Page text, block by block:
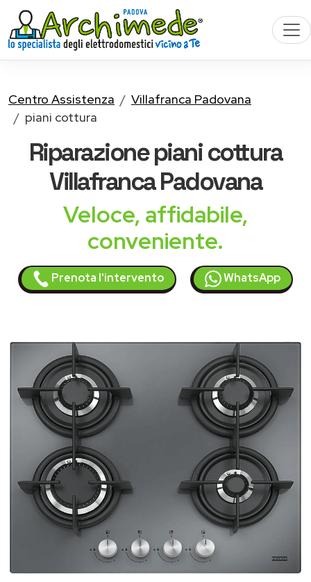
Centro Assistenza
Villafranca Padovana
piani cottura
Riparazionepiani cottura
Villafranca Padovana
Veloce, affidabile,
conveniente.
Prenota l'intervento WhatsApp